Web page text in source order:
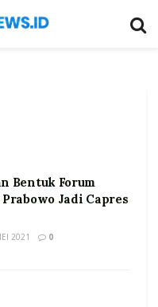
Bentuk Forum
Prabowo Jadi Capres
2021 0